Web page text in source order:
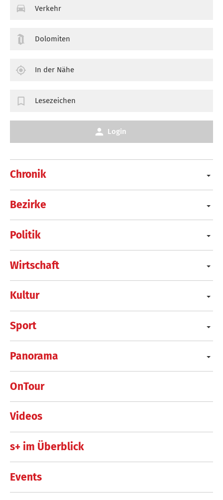
Chronik
Bezirke
Politik
Wirtschaft
Kultur
Sport
Panorama
OnTour
Videos
s+ im Überblick
Events
Verkehr
Dolomiten
In der Nähe
Lesezeichen
Login